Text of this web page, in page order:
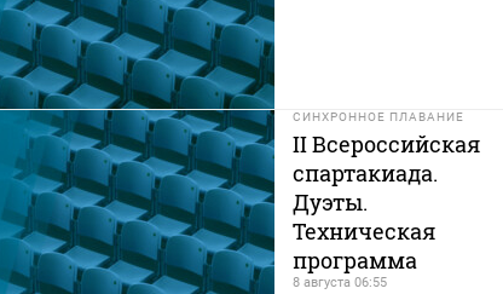
СИНХРОННОЕ ПЛАВАНИЕ
II Всероссийская
спартакиада.
Дуэты.
Техническая
программа
8 августа 06:55